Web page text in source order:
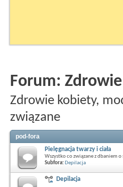
Forum:
Zdrowie kobiety,
związane
pod-fora
Pielęgnacja twarzy i ciała
Wszystko co związane z dbaniem o
Subfora: Depilacja
Depilacja